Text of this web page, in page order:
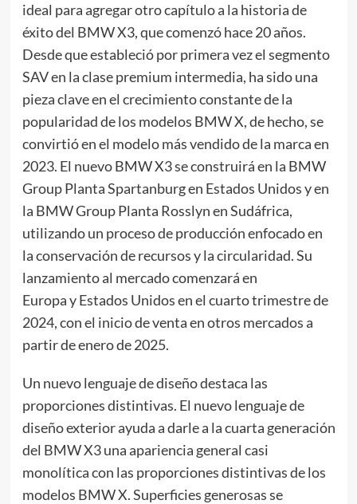
ideal para agregar otro capítulo a la historia de
éxito del BMW X3, que comenzó hace 20 años.
Desde que estableció por primera vez el segmento
SAV en la clase premium intermedia, ha sido una
pieza clave en el crecimiento constante de la
popularidad de los modelos BMW X, de hecho, se
convirtió en el modelo más vendido de la marca en
2023. El nuevo BMW X3 se construirá en la BMW
Group Planta Spartanburg en Estados Unidos y en
la BMW Group Planta Rosslyn en Sudáfrica,
utilizando un proceso de producción enfocado en
la conservación de recursos y la circularidad. Su
lanzamiento al mercado comenzará en
Europa y Estados Unidos en el cuarto trimestre de
2024, con el inicio de venta en otros mercados a
partir de enero de 2025.
Un nuevo lenguaje de diseño destaca las
proporciones distintivas. El nuevo lenguaje de
diseño exterior ayuda a darle a la cuarta generación
del BMW X3 una apariencia general casi
monolítica con las proporciones distintivas de los
modelos BMW X. Superficies generosas se